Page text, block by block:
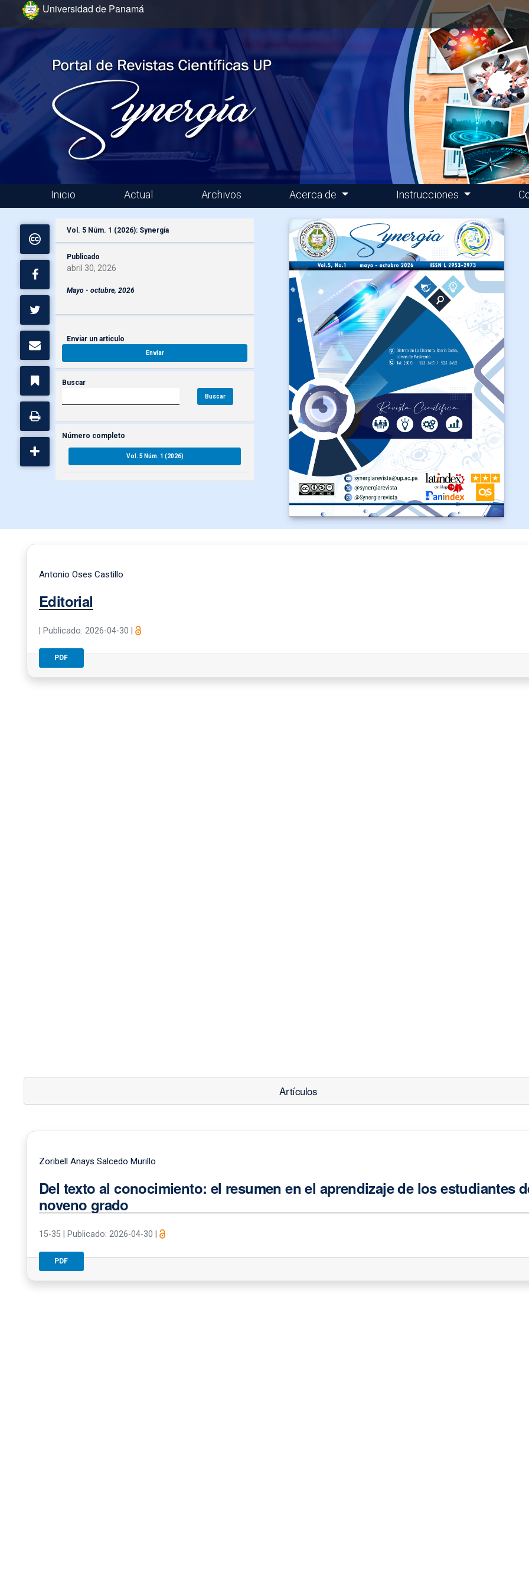
Ir al menú de navegación principal
Ir al contenido principal
Ir al pie de página del sitio
Universidad de Panamá
Menú principal
Inicio Actual Archivos Acerca de Instrucciones
Vol. 5 Núm. 1 (2026): Synergía
Publicado
abril 30, 2026
Mayo - octubre, 2026
Enviar un articulo
Enviar
Buscar
Buscar
Número completo
Vol. 5 Núm. 1 (2026)
Antonio Oses Castillo
Editorial
Publicado: 2026-04-30
PDF
Artículos
Zoribell Anays Salcedo Murillo
Del texto al conocimiento: el resumen en el aprendizaje de los estudiantes
noveno grado
15-35 Publicado: 2026-04-30
PDF